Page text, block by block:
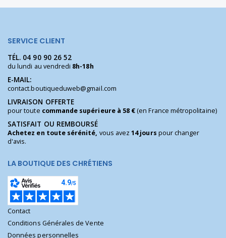
SERVICE CLIENT
TÉL. 04 90 90 26 52
du lundi au vendredi 8h-18h
E-MAIL:
contact.boutiqueduweb@gmail.com
LIVRAISON OFFERTE
pour toute commande supérieure à 58 €(en France métropolitaine)
SATISFAIT OU REMBOURSÉ
Achetez en toute sérénité, vous avez14 jours pour changer
d'avis.
LA BOUTIQUE DES CHRÉTIENS
Contact
Conditions Générales de Vente
Données personnelles